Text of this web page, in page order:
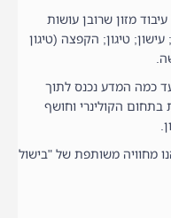
מזון שרובן עושות
טיגון; הקפצה (טיגון
כמה המדע נכנס לתוך
הקולינרי וחושף
מחוויה משותפת של "בישול